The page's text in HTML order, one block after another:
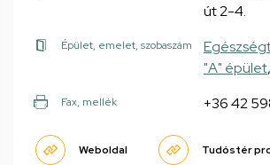
út 2-4.
Épület, emelet, szobaszám
"A" épület
Fax, mellék +36 42
Weboldal Tudóstér